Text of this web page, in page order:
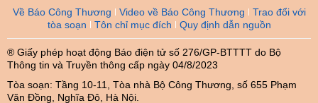
Về Báo Công Thương Video về Báo Công Thương
Trao đổi với
tòa soạn
Tôn chỉ mục đích Quy định dẫn nguồn
® Giấy phép hoạt động Báo điện tử số 276/GP-BTTTT do Bộ
Thông tin và Truyền thông cấp ngày 04/8/2023
Tòa soạn: Tầng 10-11, Tòa nhà Bộ Công Thương, số 655 Phạm
Văn Đồng, Nghĩa Đô, Hà Nội.